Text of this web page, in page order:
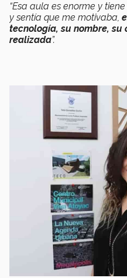
“Esa aula es enorme y
y sentía que me motivaba,
tecnología, su nombre,
realizada”.